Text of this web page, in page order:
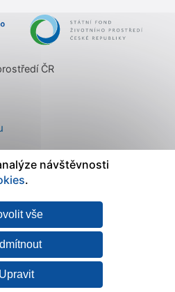
ČR
životního prostředí ČR
návštěvnosti
.
vše
Upravit